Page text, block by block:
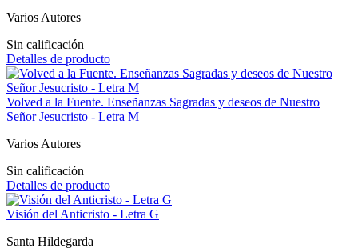
Varios Autores
Sin calificación
Detalles de producto
Volved a la Fuente. Enseñanzas Sagradas y deseos de Nuestro
Señor Jesucristo - Letra M
Varios Autores
Sin calificación
Detalles de producto
Visión del Anticristo - Letra G
Santa Hildegarda